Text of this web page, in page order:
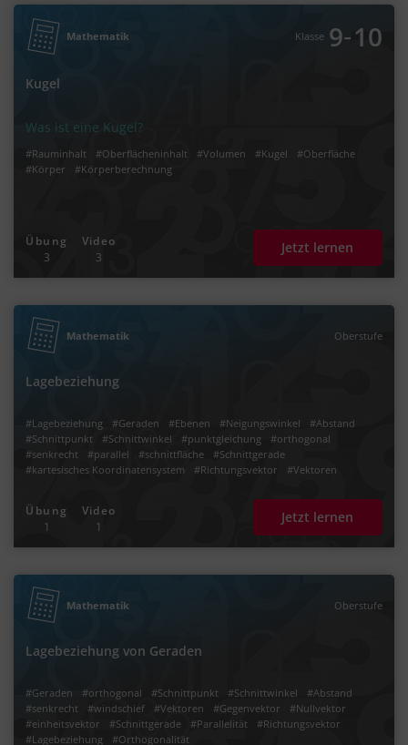
Mathematik Klasse 9‐10
Kugel
Was ist eine Kugel?
#Rauminhalt #Oberflächeninhalt #Volumen #Kugel
#Oberfläche
#Körper
#Körperberechnung
Übung
3
Video
3
Jetzt lernen
Mathematik Oberstufe
Lagebeziehung
#Lagebeziehung #Geraden #Ebenen #Neigungswinkel
#Abstand
#Schnittpunkt
#Schnittwinkel #punktgleichung
#orthogonal
#senkrecht
#parallel #schnittfläche
#Schnittgerade
#kartesisches Koordinatensystem
#Richtungsvektor
#Vektoren
Übung
1
Video
1
Jetzt lernen
Mathematik Oberstufe
Lagebeziehung von Geraden
#Geraden #orthogonal #Schnittpunkt #Schnittwinkel
#Abstand
#senkrecht
#windschief #Vektoren #Gegenvektor
#Nullvektor
#einheitsvektor
#Schnittgerade #Parallelität
#Richtungsvektor
#Lagebeziehung
#Orthogonalität